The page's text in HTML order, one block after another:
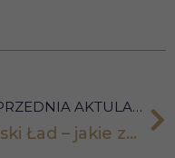
POPRZEDNIA AKTULANOŚĆ
Polski Ład – jakie zmiany czekają spółki z o.o. w 2022 r.
zachowania
odwiedzania naszej